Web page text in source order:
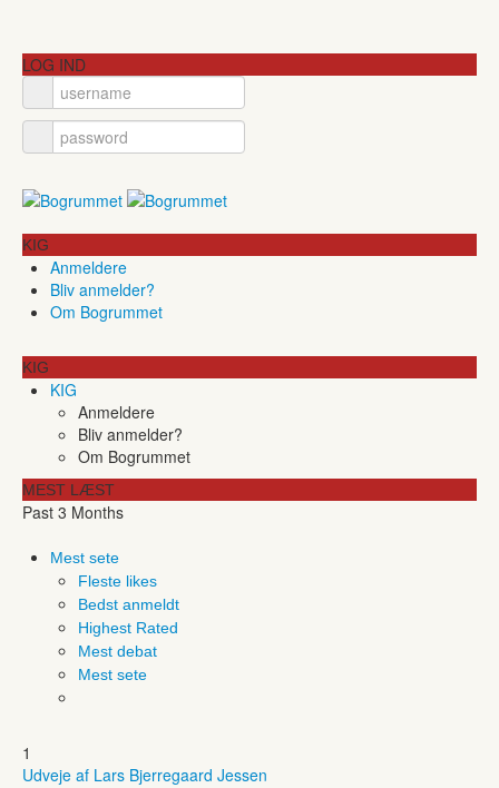
LOG IND
KIG
Anmeldere
Bliv anmelder?
Om Bogrummet
KIG
KIG
Anmeldere
Bliv anmelder?
Om Bogrummet
MEST LÆST
Past 3 Months
Mest sete
Fleste likes
Bedst anmeldt
Highest Rated
Mest debat
Mest sete
1
Udveje af Lars Bjerregaard Jessen